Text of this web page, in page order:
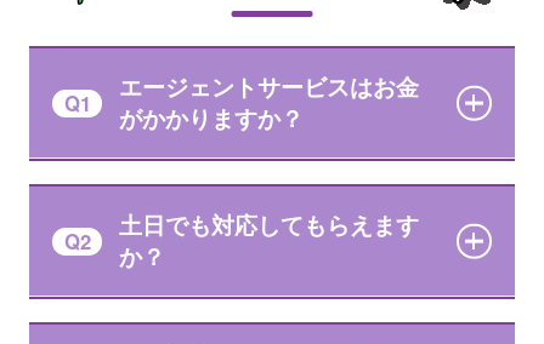
Q1
エージェントサービスはお金
がかかりますか？
Q2
土日でも対応してもらえます
か？